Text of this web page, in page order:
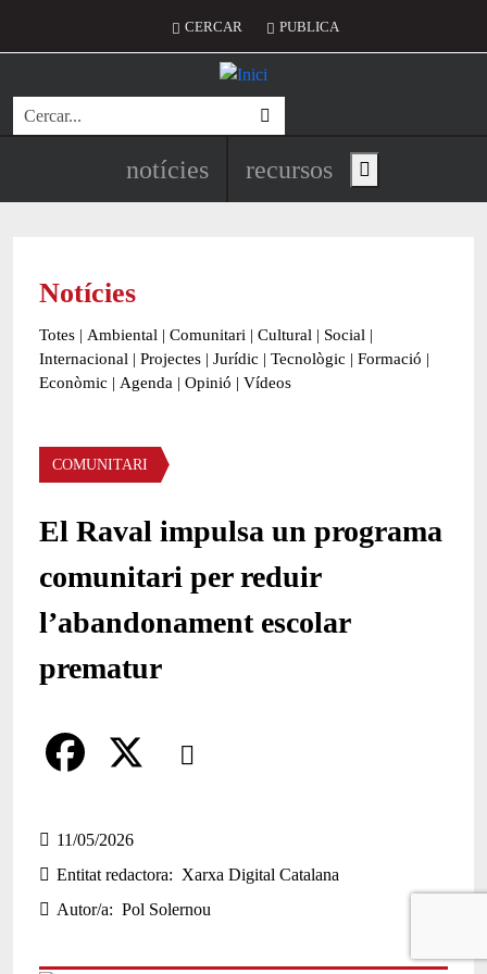
Menú del compte d'usuari
CERCAR PUBLICA
Cerca
Navegació principal de
notícies recursos Show main menu
Notícies
Totes | Ambiental | Comunitari | Cultural | Social |
Internacional | Projectes | Jurídic | Tecnològic | Formació |
Econòmic | Agenda | Opinió | Vídeos
Àmbit de la notícia
COMUNITARI
El Raval impulsa un programa
comunitari per reduir
l’abandonament escolar
prematur
Comparteix
a
c
e
11/05/2026
Entitat redactora
Xarxa Digital Catalana
Autor/a
Pol Solernou